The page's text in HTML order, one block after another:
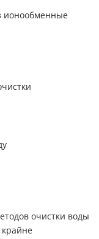
ионообменные
очистки воды